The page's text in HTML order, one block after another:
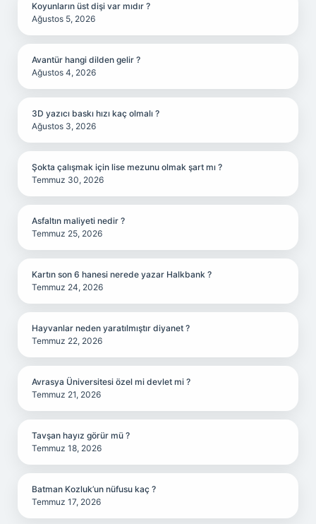
Koyunların üst dişi var mıdır ?
Ağustos 5, 2026
Avantür hangi dilden gelir ?
Ağustos 4, 2026
3D yazıcı baskı hızı kaç olmalı ?
Ağustos 3, 2026
Şokta çalışmak için lise mezunu olmak şart mı ?
Temmuz 30, 2026
Asfaltın maliyeti nedir ?
Temmuz 25, 2026
Kartın son 6 hanesi nerede yazar Halkbank ?
Temmuz 24, 2026
Hayvanlar neden yaratılmıştır diyanet ?
Temmuz 22, 2026
Avrasya Üniversitesi özel mi devlet mi ?
Temmuz 21, 2026
Tavşan hayız görür mü ?
Temmuz 18, 2026
Batman Kozluk’un nüfusu kaç ?
Temmuz 17, 2026